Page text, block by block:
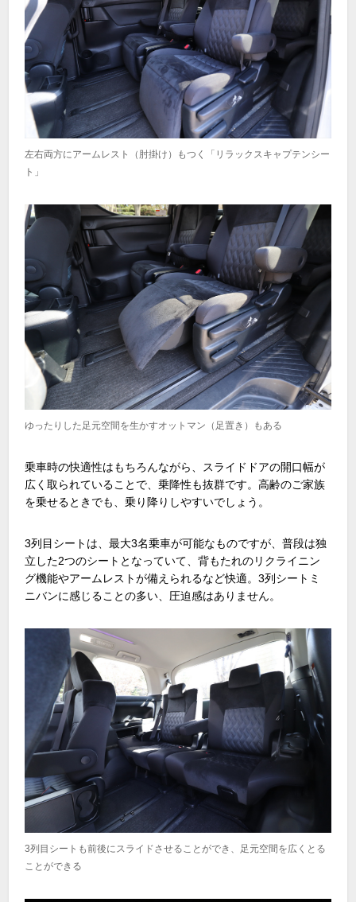
左右両方にアームレスト（肘掛け）もつく「リラックスキャプテンシー
ト」
ゆったりした足元空間を生かすオットマン（足置き）もある
乗車時の快適性はもちろんながら、スライドドアの開口幅が
広く取られていることで、乗降性も抜群です。高齢のご家族
を乗せるときでも、乗り降りしやすいでしょう。
3列目シートは、最大3名乗車が可能なものですが、普段は独
立した2つのシートとなっていて、背もたれのリクライニン
グ機能やアームレストが備えられるなど快適。3列シートミ
ニバンに感じることの多い、圧迫感はありません。
3列目シートも前後にスライドさせることができ、足元空間を広くとる
ことができる